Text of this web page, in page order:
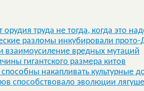
труда не тогда, когда это
разломы инкубировали
взаимоусиление вредных мутаций
гигантского размера китов
накапливать культурные
способствовало эволюции